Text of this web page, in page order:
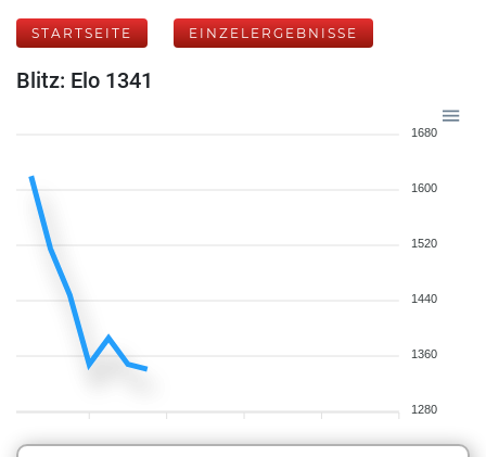
STARTSEITE EINZELERGEBNISSE
Blitz: Elo 1341
1680
1600
1520
1440
1360
1280